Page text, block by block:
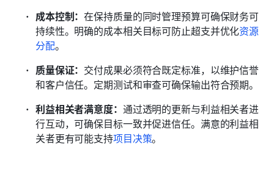
成本控制：在保持质量的同时管理预算可确保财务可
持续性。明确的成本相关目标可防止超支并优化资源
分配。
质量保证： 交付成果必须符合既定标准，以维护信誉
和客户信任。定期测试和审查可确保输出符合预期。
利益相关者满意度： 通过透明的更新与利益相关者进
行互动，可确保目标一致并促进信任。满意的利益相
关者更有可能支持项目决策。